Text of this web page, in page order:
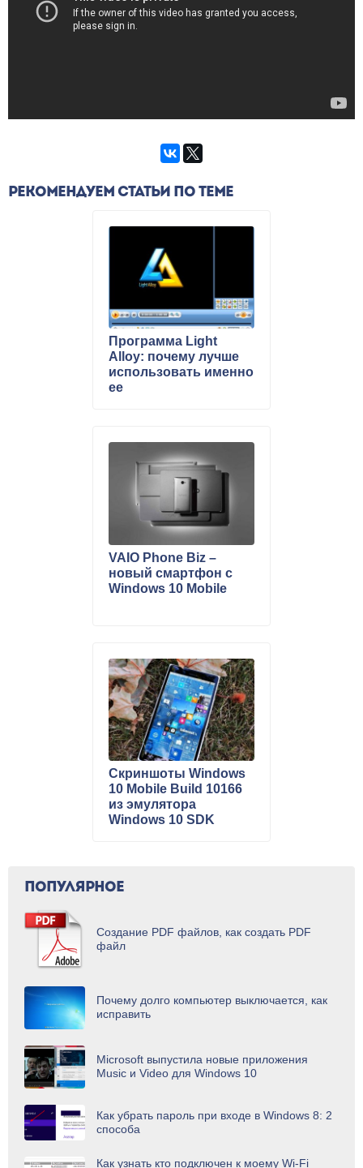
РЕКОМЕНДУЕМ СТАТЬИ ПО ТЕМЕ
Программа Light
Alloy: почему лучше
использовать именно
ее
VAIO Phone Biz –
новый смартфон с
Windows 10 Mobile
Скриншоты Windows
10 Mobile Build 10166
из эмулятора
Windows 10 SDK
ПОПУЛЯРНОЕ
Создание PDF файлов, как создать PDF
файл
Почему долго компьютер выключается, как
исправить
Microsoft выпустила новые приложения
Music и Video для Windows 10
Как убрать пароль при входе в Windows 8: 2
способа
Как узнать кто подключен к моему Wi-Fi